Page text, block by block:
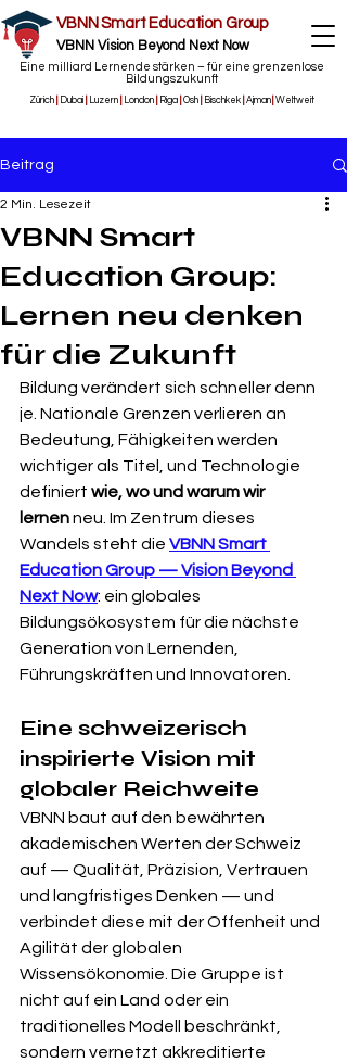
VBNN Smart Education Group
VBNN Vision Beyond Next Now
Eine milliard Lernende stärken – für eine grenzenlose
Bildungszukunft
Zürich Dubai Luzern London Riga Osh Bischkek Ajman |Weltweit
Beitrag
VBNN Smart
Education Group:
Lernen neu denken
für die Zukunft
2 Min. Lesezeit
Bildung verändert sich schneller denn
je. Nationale Grenzen verlieren an
Bedeutung, Fähigkeiten werden
wichtiger als Titel, und Technologie
definiert wie, wo und warum wir
lernen neu. Im Zentrum dieses
Wandels steht die VBNN Smart
Education Group — Vision Beyond
Next Now: ein globales
Bildungsökosystem für die nächste
Generation von Lernenden,
Führungskräften und Innovatoren.
Eine schweizerisch
inspirierte Vision mit
globaler Reichweite
VBNN baut auf den bewährten
akademischen Werten der Schweiz
auf — Qualität, Präzision, Vertrauen
und langfristiges Denken — und
verbindet diese mit der Offenheit und
Agilität der globalen
Wissensökonomie. Die Gruppe ist
nicht auf ein Land oder ein
traditionelles Modell beschränkt,
sondern vernetzt akkreditierte